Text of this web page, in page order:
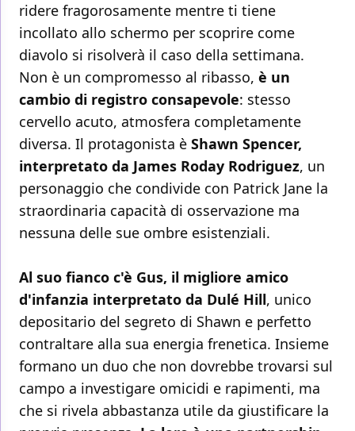
ridere fragorosamente mentre ti tiene
incollato allo schermo per scoprire come
diavolo si risolverà il caso della settimana.
Non è un compromesso al ribasso, è un
cambio di registro consapevole: stesso
cervello acuto, atmosfera completamente
diversa. Il protagonista è Shawn Spencer,
interpretato da James Roday Rodriguez, un
personaggio che condivide con Patrick Jane la
straordinaria capacità di osservazione ma
nessuna delle sue ombre esistenziali.
Al suo fianco c'è Gus, il migliore amico
d'infanzia interpretato da Dulé Hill, unico
depositario del segreto di Shawn e perfetto
contraltare alla sua energia frenetica. Insieme
formano un duo che non dovrebbe trovarsi sul
campo a investigare omicidi e rapimenti, ma
che si rivela abbastanza utile da giustificare la